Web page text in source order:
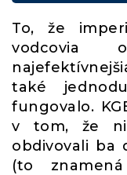
To, že
vodcovia
také
fungovalo.
v tom, že
obdivovali ba
(to